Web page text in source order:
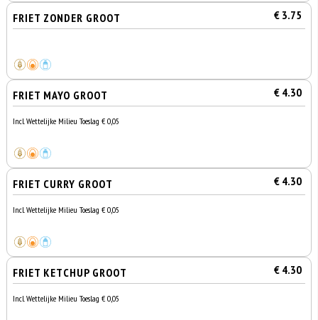
FRIET ZONDER GROOT € 3.75
FRIET MAYO GROOT € 4.30
Incl. Wettelijke Milieu Toeslag € 0,05
FRIET CURRY GROOT € 4.30
Incl. Wettelijke Milieu Toeslag € 0,05
FRIET KETCHUP GROOT € 4.30
Incl. Wettelijke Milieu Toeslag € 0,05